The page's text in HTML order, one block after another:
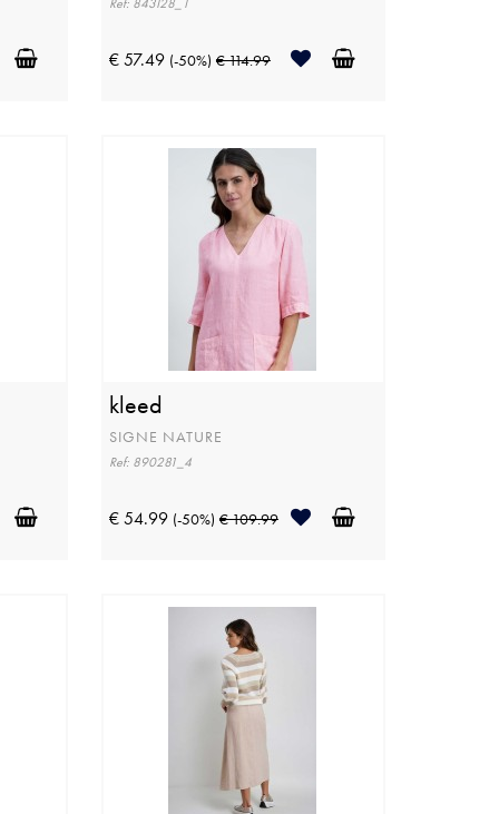
€ 57.49 (-50%) € 114.99
kleed
SIGNE NATURE
Ref: 890281_4
€ 54.99 (-50%) € 109.99